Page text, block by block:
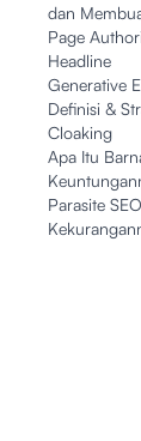
dan
Page
Headline
Generative
Definisi &
Cloaking
Apa Itu
Parasite